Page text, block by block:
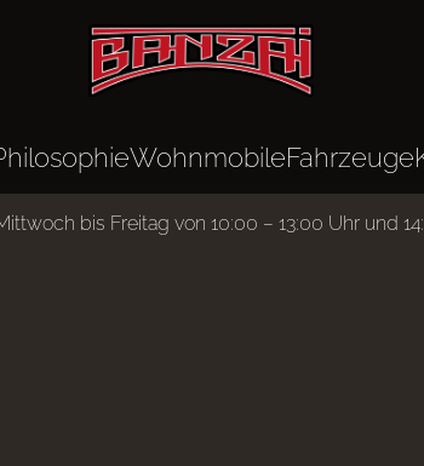
WohnmobileFahrzeuge
bis Freitag von 10:00 – 13:00 Uhr und